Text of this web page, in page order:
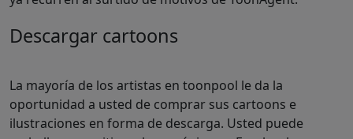
Descargar cartoons
La mayoría de los artistas en toonpool le da la
oportunidad a usted de comprar sus cartoons e
ilustraciones en forma de descarga. Usted puede